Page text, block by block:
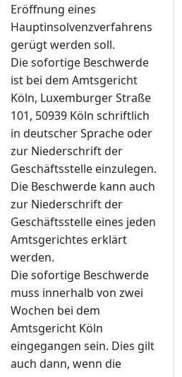
Eröffnung eines
Hauptinsolvenzverfahrens
gerügt werden soll.
Die sofortige Beschwerde
ist bei dem Amtsgericht
Köln, Luxemburger Straße
101, 50939 Köln schriftlich
in deutscher Sprache oder
zur Niederschrift der
Geschäftsstelle einzulegen.
Die Beschwerde kann auch
zur Niederschrift der
Geschäftsstelle eines jeden
Amtsgerichtes erklärt
werden.
Die sofortige Beschwerde
muss innerhalb von zwei
Wochen bei dem
Amtsgericht Köln
eingegangen sein. Dies gilt
auch dann, wenn die